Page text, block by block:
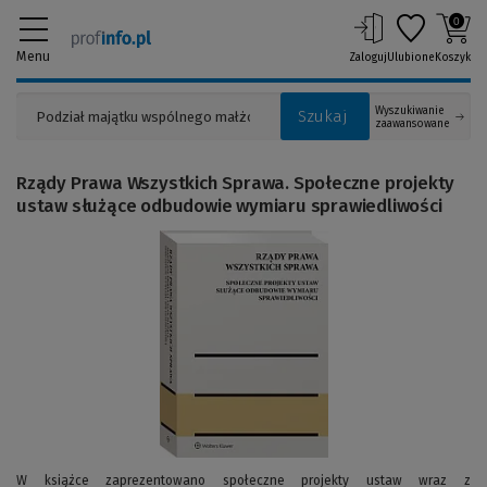
Menu
Szukaj
Wyszukiwanie
zaawansowane
ZalogujUlubione
0
Koszyk
W książce zaprezentowano społeczne projekty ustaw wraz z
Rządy Prawa Wszystkich Sprawa. Społeczne projekty
ustaw służące odbudowie wymiaru sprawiedliwości